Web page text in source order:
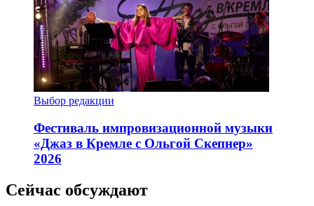
Выбор редакции
Фестиваль импровизационной музыки
«Джаз в Кремле с Ольгой Скепнер»
2026
Сейчас обсуждают